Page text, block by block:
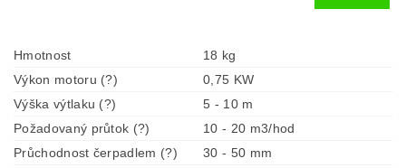
Hmotnost
18 kg
Výkon motoru (?)
0,75 KW
Výška výtlaku (?)
5 - 10 m
Požadovaný průtok (?)
10 - 20 m3/hod
Průchodnost čerpadlem (?)
30 - 50 mm